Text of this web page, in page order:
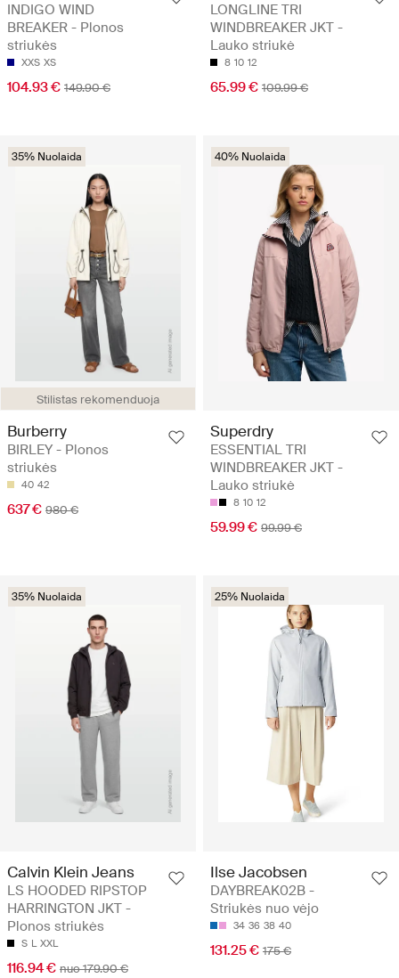
INDIGO WIND
BREAKER - Plonos
striukės
XXS XS
104.93 € 149.90 €
LONGLINE TRI
WINDBREAKER JKT -
Lauko striukė
8 10 12
65.99 € 109.99 €
Stilistas rekomenduoja
35% Nuolaida
Burberry
BIRLEY - Plonos
striukės
40 42
637 € 980 €
40% Nuolaida
Superdry
ESSENTIAL TRI
WINDBREAKER JKT -
Lauko striukė
8 10 12
59.99 € 99.99 €
35% Nuolaida
Calvin Klein Jeans
LS HOODED RIPSTOP
HARRINGTON JKT -
Plonos striukės
S L XXL
116.94 € nuo 179.90 €
25% Nuolaida
Ilse Jacobsen
DAYBREAK02B -
Striukės nuo vėjo
34 36 38 40
131.25 € 175 €